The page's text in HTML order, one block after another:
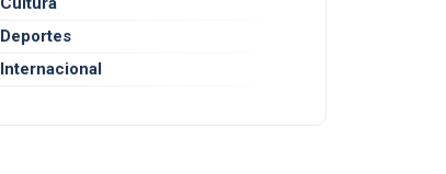
Deportes
Internacional